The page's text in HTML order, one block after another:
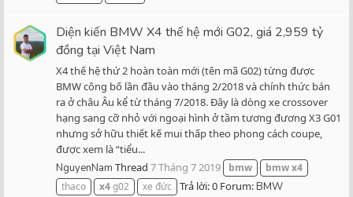
Diện kiến BMW X4 thế hệ mới G02, giá 2,959 tỷ
đồng tại Việt Nam
X4 thế hệ thứ 2 hoàn toàn mới (tên mã G02) từng được
BMW công bố lần đầu vào tháng 2/2018 và chính thức bán
ra ở châu Âu kể từ tháng 7/2018. Đây là dòng xe crossover
hạng sang cỡ nhỏ với ngoại hình ở tầm tương đương X3 G01
nhưng sở hữu thiết kế mui thấp theo phong cách coupe,
được xem là “tiểu...
NguyenNam Thread 7 Tháng 7 2019 bmw bmwx4
thaco
x4g02 xe đức Trả lời: 0 Forum:BMW